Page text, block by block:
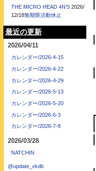
THE MICRO HEAD 4N'S 2026/
12/18無期限活動休止
最近の更新
2026/04/11
カレンダー/2026-4-15
カレンダー/2026-4-22
カレンダー/2026-4-29
カレンダー/2026-5-13
カレンダー/2026-5-20
カレンダー/2026-6-3
カレンダー/2026-7-8
2026/03/28
NATCHIN
@update_vkdb